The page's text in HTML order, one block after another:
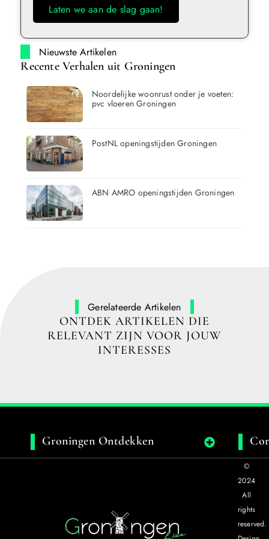
Laten we aan de slag gaan!
Nieuwste Artikelen
Recente Verhalen uit Groningen
Noordelijke woonrust onder je voeten:
pvc vloeren Groningen
PostNL openingstijden Groningen
ABN AMRO openingstijden Groningen
Gerelateerde Artikelen
ONTDEK ARTIKELEN DIE
RELEVANT ZIJN VOOR JOUW
INTERESSES
Groningen Ontdekken
©
2024
All
rights
reserved.